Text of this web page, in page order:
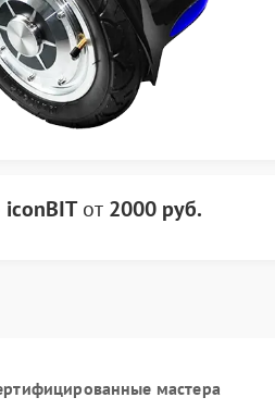
iconBITот 2000 руб.
мастера